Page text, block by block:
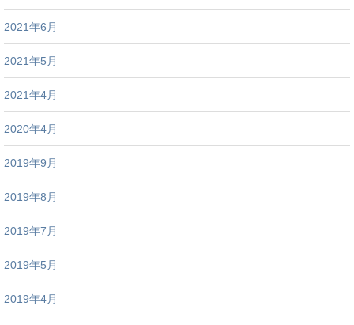
2021年6月
2021年5月
2021年4月
2020年4月
2019年9月
2019年8月
2019年7月
2019年5月
2019年4月